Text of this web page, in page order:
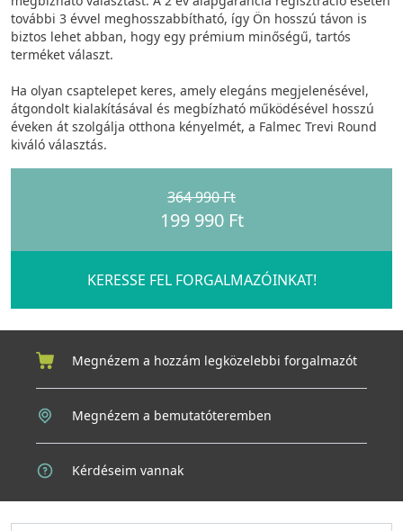
további 3 évvel meghosszabbítható, így Ön hosszú távon is
biztos lehet abban, hogy egy prémium minőségű, tartós
terméket választ.
Ha olyan csaptelepet keres, amely elegáns megjelenésével,
átgondolt kialakításával és megbízható működésével hosszú
éveken át szolgálja otthona kényelmét, a Falmec Trevi Round
kiváló választás.
364 990 Ft
199 990 Ft
KERESSE FEL FORGALMAZÓINKAT!
Megnézem a hozzám legközelebbi forgalmazót
Megnézem a bemutatóteremben
Kérdéseim vannak